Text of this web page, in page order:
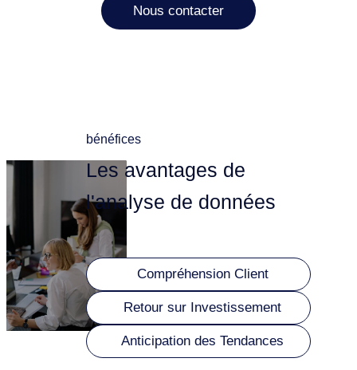
Nous contacter
bénéfices
Les avantages de
l'analyse de données
Compréhension Client
Retour sur Investissement
Anticipation des Tendances